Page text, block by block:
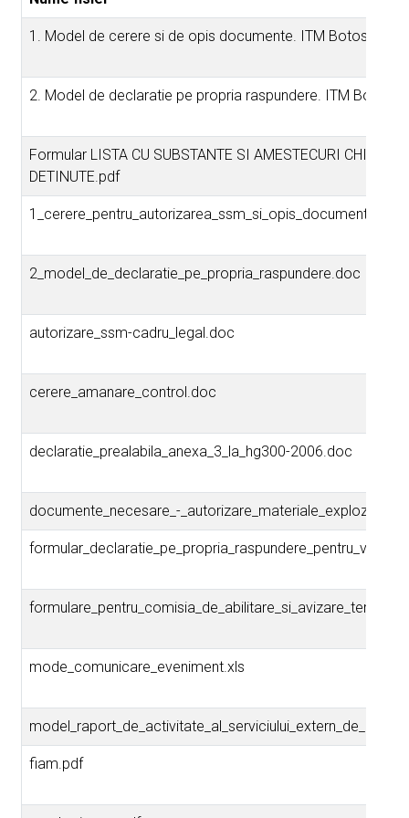
1. Model de cerere si de opis documente. ITM
2. Model de declaratie pe propria raspundere. ITM
Formular LISTA CU SUBSTANTE SI AMESTECURI CHIMICE
DETINUTE.pdf
1_cerere_pentru_autorizarea_ssm_si_opis_documente.doc
2_model_de_declaratie_pe_propria_raspundere.doc
autorizare_ssm-cadru_legal.doc
cerere_amanare_control.doc
declaratie_prealabila_anexa_3_la_hg300-2006.doc
documente_necesare_-
mode_comunicare_eveniment.xls
fiam.pdf